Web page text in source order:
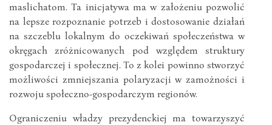
maslichatom. Ta inicjatywa ma w założeniu pozwolić
na lepsze rozpoznanie potrzeb i dostosowanie działań
na szczeblu lokalnym do oczekiwań społeczeństwa w
okręgach zróżnicowanych pod względem struktury
gospodarczej i społecznej. To z kolei powinno stworzyć
możliwości zmniejszania polaryzacji w zamożności i
rozwoju społeczno-gospodarczym regionów.
Ograniczeniu władzy prezydenckiej ma towarzyszyć